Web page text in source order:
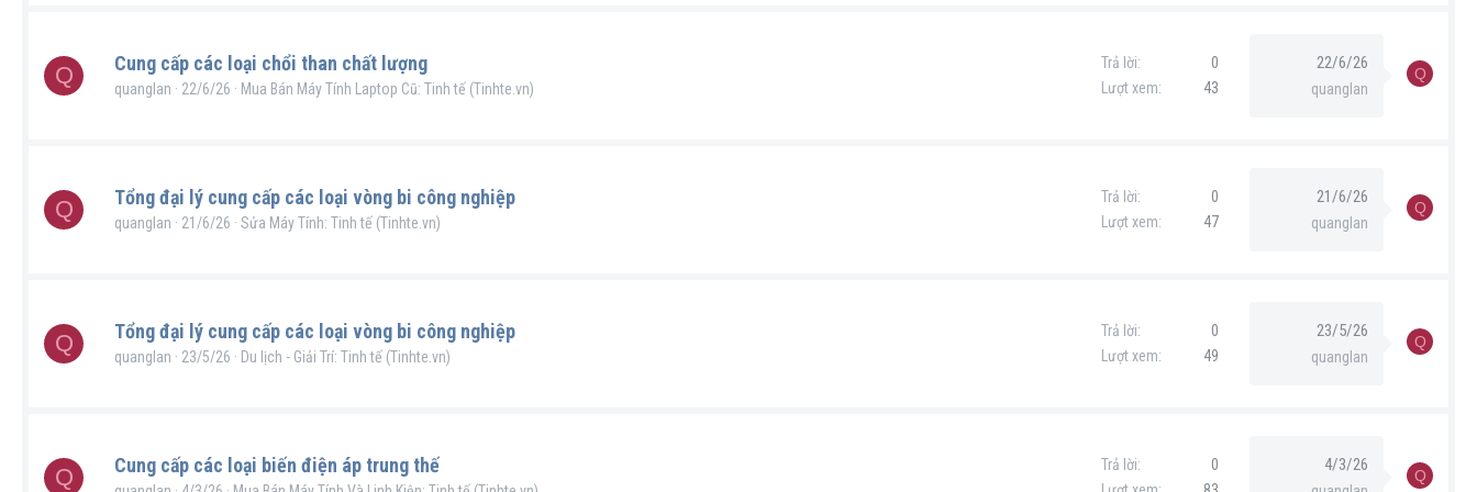
Q Cung cấp các loại chổi than chất lượng
quanglan 22/6/26 Mua Bán Máy Tính Laptop Cũ: Tinh tế (Tinhte.vn)
Trả lời
0
Lượt xem
43
22/6/26
quanglan
Q
Q Tổng đại lý cung cấp các loại vòng bi công nghiệp
quanglan 21/6/26 Sửa Máy Tính: Tinh tế (Tinhte.vn)
Trả lời
0
Lượt xem
47
21/6/26
quanglan
Q
Q Tổng đại lý cung cấp các loại vòng bi công nghiệp
quanglan 23/5/26 Du lịch - Giải Trí: Tinh tế (Tinhte.vn)
Trả lời
0
Lượt xem
49
23/5/26
quanglan
Q
Q Cung cấp các loại biến điện áp trung thế Trả lời
0
4/3/26
Q